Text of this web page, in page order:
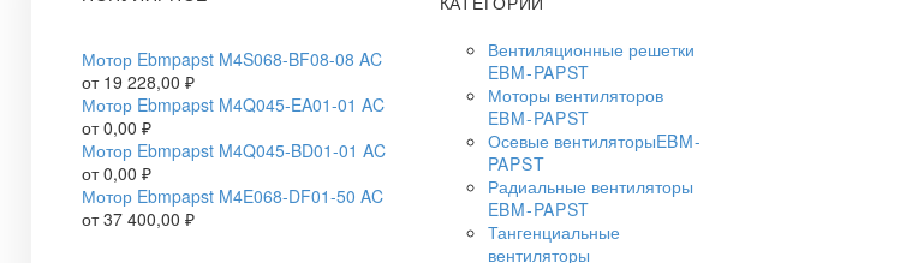
Мотор Ebmpapst M4S068-BF08-08 AC
от 19 228,00 ₽
Мотор Ebmpapst M4Q045-EA01-01 AC
от0,00 ₽
Мотор Ebmpapst M4Q045-BD01-01 AC
от0,00 ₽
Мотор Ebmpapst M4E068-DF01-50 AC
от37 400,00 ₽
Вентиляционные решетки
EBM-PAPST
Моторы вентиляторов
EBM-PAPST
Осевые вентиляторыEBM-
PAPST
Радиальные вентиляторы
EBM-PAPST
Тангенциальные
вентиляторы